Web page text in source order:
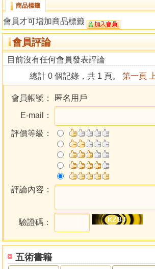
五術書籍
商品標籤
會員才可增加商品標籤
會員評論
目前沒有任何會員發表評論
總計 0 個記錄，共 1 頁。 第一頁
會員帳號：
匿名用戶
E-mail：
評價等級：
評論內容：
驗證碼：